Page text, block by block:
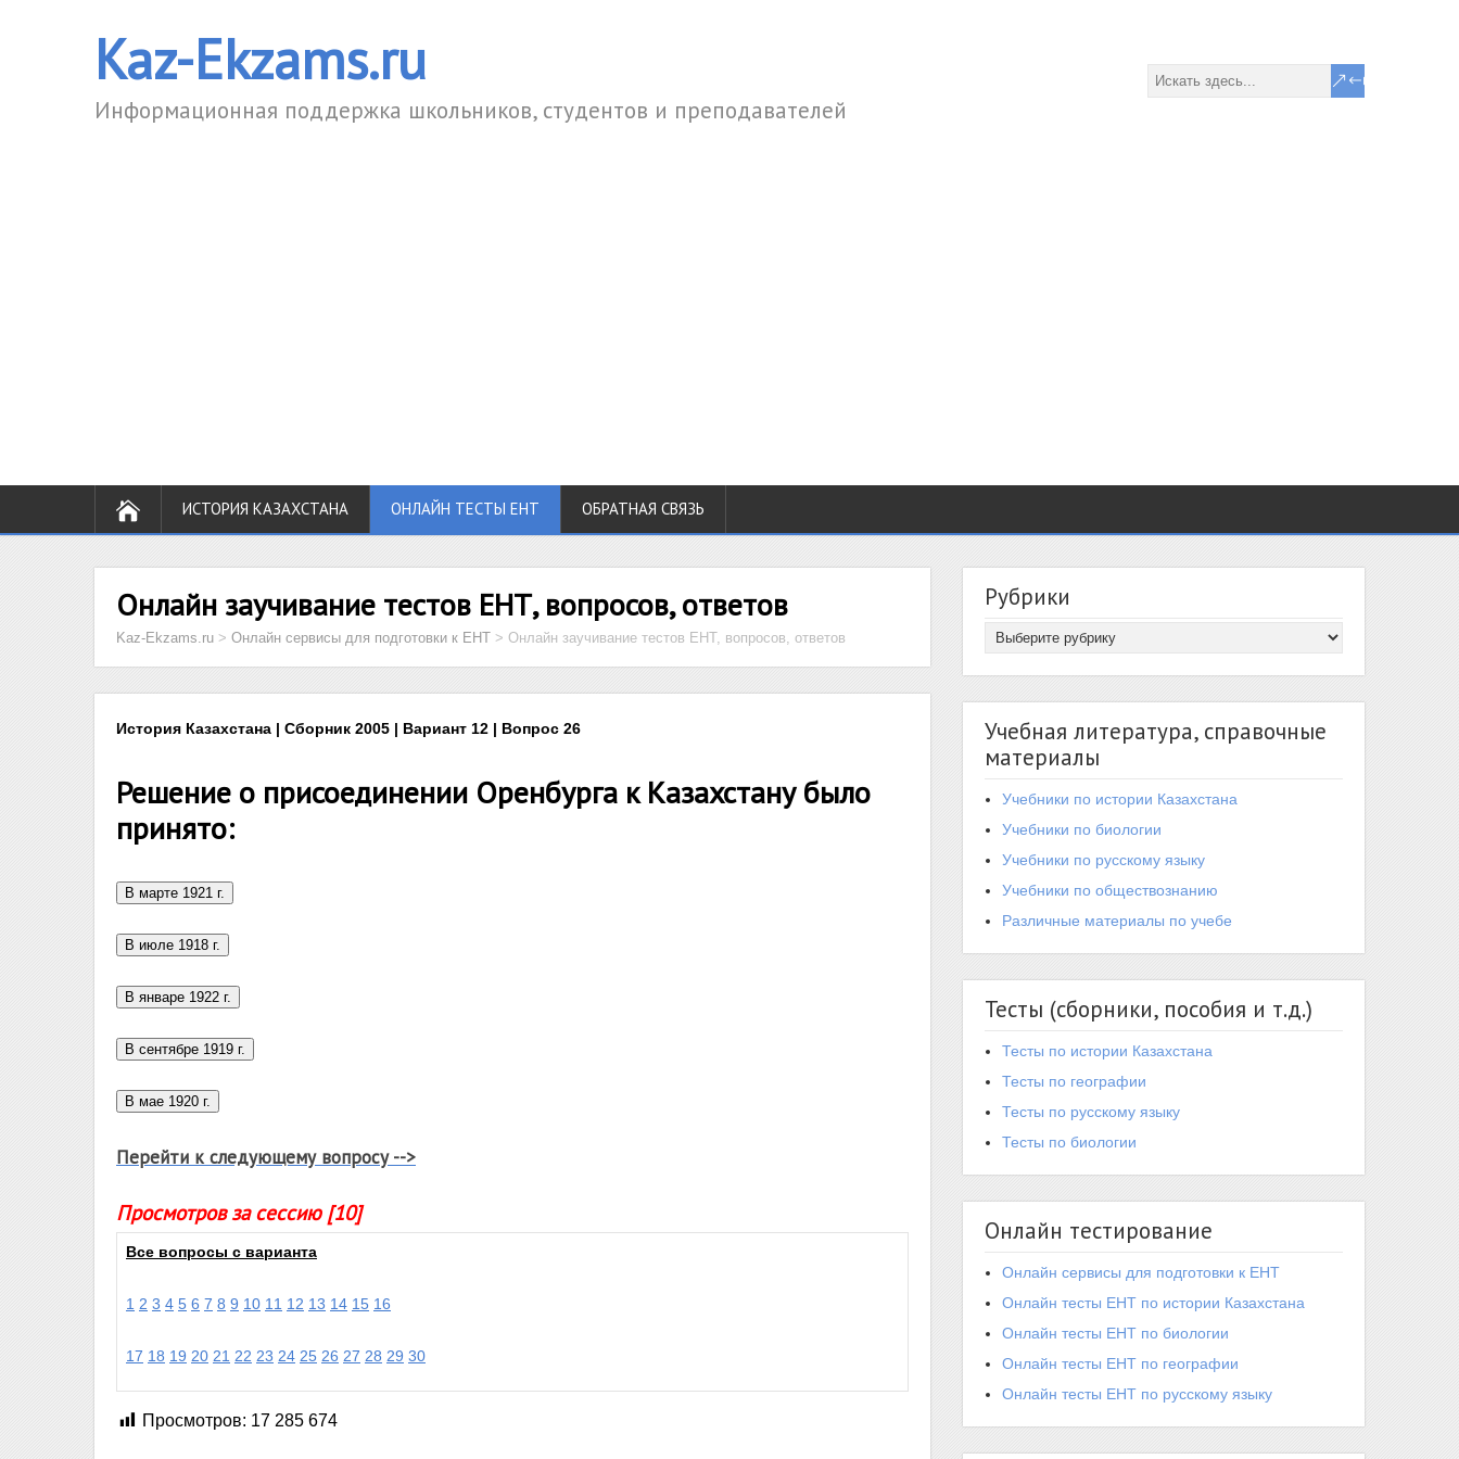
Kaz-Ekzams.ru
Информационная поддержка школьников, студентов и преподавателей
ИСТОРИЯ КАЗАХСТАНА ОНЛАЙН ТЕСТЫ ЕНТ ОБРАТНАЯ СВЯЗЬ
Онлайн заучивание тестов ЕНТ, вопросов, ответов
Kaz-Ekzams.ru > Онлайн сервисы для подготовки к ЕНТ > Онлайн заучивание тестов ЕНТ, вопросов, ответов
История Казахстана | Сборник 2005 | Вариант 12 | Вопрос 26
Решение о присоединении Оренбурга к Казахстану было
принято:
Перейти к следующему вопросу -->
Просмотров за сессию [10]
Все вопросы с варианта
1 2 3 4 5 6 7 8 9 10 11 12 13 14 15 16
17 18 19 20 21 22 23 24 25 26 27 28 29 30
Просмотров: 17 285 674
Рубрики
Учебная литература, справочные
материалы
Учебники по истории Казахстана
Учебники по биологии
Учебники по русскому языку
Учебники по обществознанию
Различные материалы по учебе
Тесты (сборники, пособия и т.д.)
Тесты по истории Казахстана
Тесты по географии
Тесты по русскому языку
Тесты по биологии
Онлайн тестирование
Онлайн сервисы для подготовки к ЕНТ
Онлайн тесты ЕНТ по истории Казахстана
Онлайн тесты ЕНТ по биологии
Онлайн тесты ЕНТ по географии
Онлайн тесты ЕНТ по русскому языку